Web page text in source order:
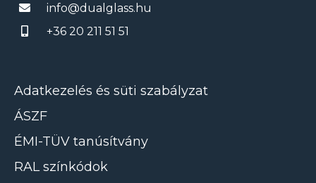
info@dualglass.hu
+36 20 211 51 51
Adatkezelés és süti szabályzat
ÁSZF
ÉMI-TÜV tanúsítvány
RAL színkódok